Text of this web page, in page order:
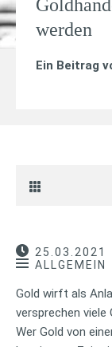
werden
Ein Beitrag
25.03.2021
ALLGEMEIN
Gold wirft als
versprechen viele
Wer Gold von